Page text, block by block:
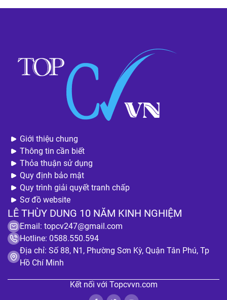
Giới thiệu chung
Thông tin cần biết
Thỏa thuận sử dụng
Quy định bảo mật
Quy trình giải quyết tranh chấp
Sơ đồ website
LÊ THÙY DUNG 10 NĂM KINH NGHIỆM
Email: topcv247@gmail.com
Hotline: 0588.550.594
Địa chỉ: Số 88, N1, Phường Sơn Kỳ, Quận Tân Phú, Tp
Hồ Chí Minh
Kết nối với Topcvvn.com